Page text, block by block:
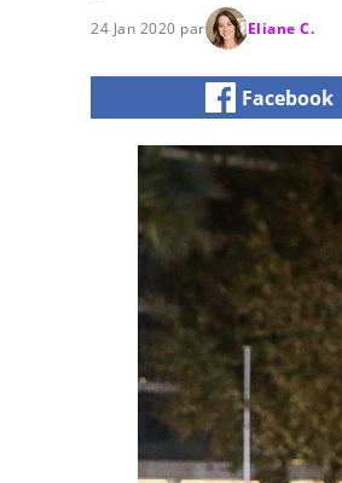
24 Jan 2020 par Eliane C.
Facebook